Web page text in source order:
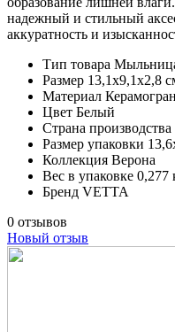
надежный и стильный
аккуратность и
Тип товара
Размер 13,1x9,1x2,8
Материал
Цвет Белый
Страна производства
Размер упаковки
Коллекция Верона
Вес в упаковке 0,277
Бренд VETTA
0 отзывов
Новый отзыв